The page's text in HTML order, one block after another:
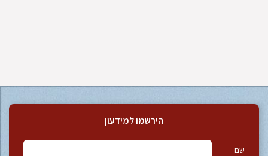
הירשמו למידעון
שם